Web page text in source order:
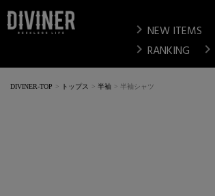
chevron_right NEW ITEMS
chevron_right RANKING chevron_right
DIVINER-TOP トップス 半袖 半袖シャツ